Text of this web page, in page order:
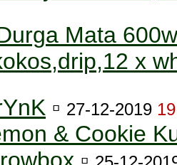
Mata 600w
x
▫ 27-12-2019
& Cookie